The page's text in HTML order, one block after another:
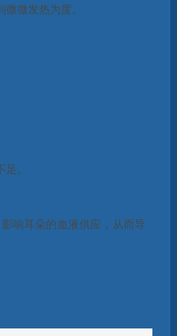
微发热为度。
。
响耳朵的血液供应，从而导